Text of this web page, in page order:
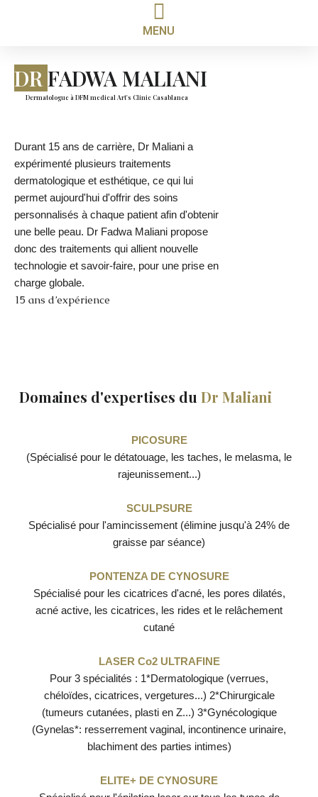
MENU
DRFADWA MALIANI
Dermatologue à DFM medical Art's Clinic Casablanca
Durant 15 ans de carrière, Dr Maliani a
expérimenté plusieurs traitements
dermatologique et esthétique, ce qui lui
permet aujourd'hui d'offrir des soins
personnalisés à chaque patient afin d'obtenir
une belle peau. Dr Fadwa Maliani propose
donc des traitements qui allient nouvelle
technologie et savoir-faire, pour une prise en
charge globale.
15 ans d’expérience
Domaines d'expertises du Dr Maliani
PICOSURE
(Spécialisé pour le détatouage, les taches, le melasma, le
rajeunissement...)
SCULPSURE
Spécialisé pour l'amincissement (élimine jusqu'à 24% de
graisse par séance)
PONTENZA DE CYNOSURE
Spécialisé pour les cicatrices d'acné, les pores dilatés,
acné active, les cicatrices, les rides et le relâchement
cutané
LASER Co2 ULTRAFINE
Pour 3 spécialités : 1*Dermatologique (verrues,
chéloïdes, cicatrices, vergetures...) 2*Chirurgicale
(tumeurs cutanées, plasti en Z...) 3*Gynécologique
(Gynelas*: resserrement vaginal, incontinence urinaire,
blachiment des parties intimes)
ELITE+ DE CYNOSURE